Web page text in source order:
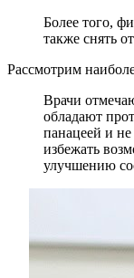
Более того,
также снять
Рассмотрим
Врачи
обладают
панацеей и
избежать
улучшению